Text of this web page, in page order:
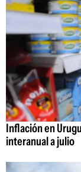
Inflación en
interanual a julio